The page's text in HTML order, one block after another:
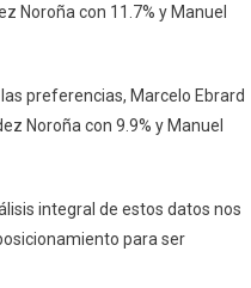
Noroña con 11.7% y Manuel
preferencias, Marcelo Ebrard
Noroña con 9.9% y Manuel
integral de estos datos nos
para ser